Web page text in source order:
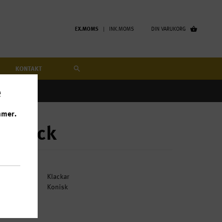
EX.MOMS | INK.MOMS DIN VARUKORG
KONTAKT
pack
Klackar
Konisk